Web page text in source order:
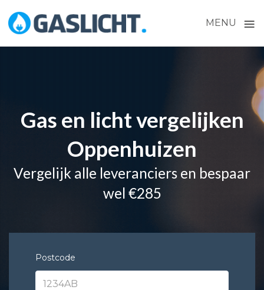
MENU ≡
Skip
to
content
Gas en licht vergelijken
Oppenhuizen
Vergelijk alle leveranciers en bespaar
wel €285
Postcode